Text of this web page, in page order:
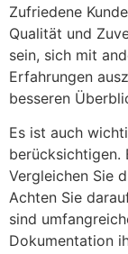
Zufriedene
Qualität und
sein, sich mit
Erfahrungen
besseren
Es ist auch
berücksichtigen.
Vergleichen Sie
Achten Sie
sind
Dokumentation